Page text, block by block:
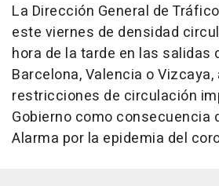
La Dirección General de
este viernes de densidad
hora de la tarde en las salidas
Barcelona, Valencia o
restricciones de circulación
Gobierno como consecuencia
Alarma por la epidemia del